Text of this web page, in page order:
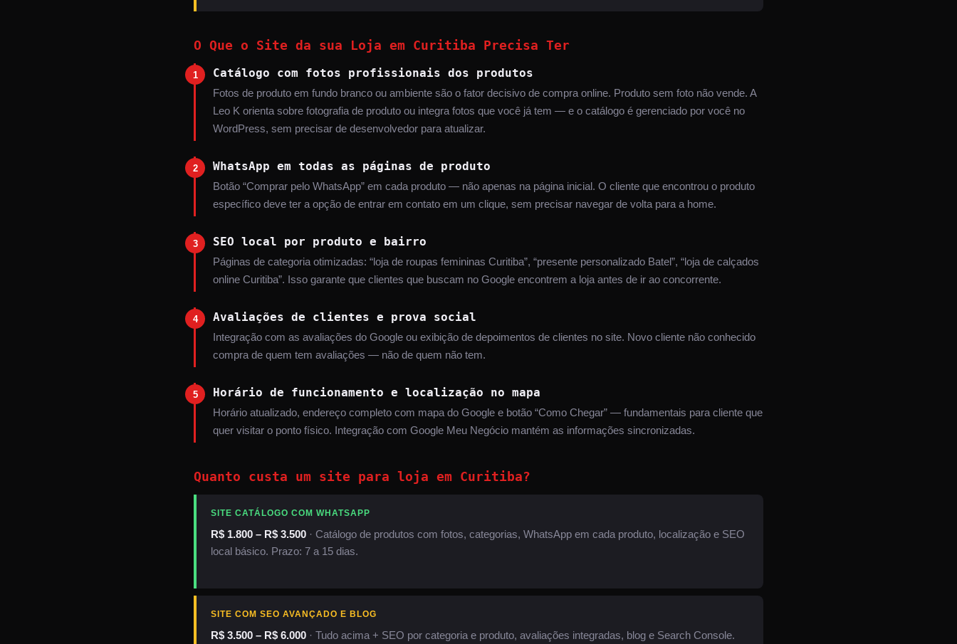
O Que o Site da sua Loja em Curitiba Precisa Ter
1 Catálogo com fotos profissionais dos produtos
Fotos de produto em fundo branco ou ambiente são o fator decisivo de compra online. Produto sem foto não vende. A
Leo K orienta sobre fotografia de produto ou integra fotos que você já tem — e o catálogo é gerenciado por você no
WordPress, sem precisar de desenvolvedor para atualizar.
2 WhatsApp em todas as páginas de produto
Botão “Comprar pelo WhatsApp” em cada produto — não apenas na página inicial. O cliente que encontrou o produto
específico deve ter a opção de entrar em contato em um clique, sem precisar navegar de volta para a home.
3 SEO local por produto e bairro
Páginas de categoria otimizadas: “loja de roupas femininas Curitiba”, “presente personalizado Batel”, “loja de calçados
online Curitiba”. Isso garante que clientes que buscam no Google encontrem a loja antes de ir ao concorrente.
4 Avaliações de clientes e prova social
Integração com as avaliações do Google ou exibição de depoimentos de clientes no site. Novo cliente não conhecido
compra de quem tem avaliações — não de quem não tem.
5 Horário de funcionamento e localização no mapa
Horário atualizado, endereço completo com mapa do Google e botão “Como Chegar” — fundamentais para cliente que
quer visitar o ponto físico. Integração com Google Meu Negócio mantém as informações sincronizadas.
Quanto custa um site para loja em Curitiba?
SITE CATÁLOGO COM WHATSAPP
R$ 1.800 – R$ 3.500 · Catálogo de produtos com fotos, categorias, WhatsApp em cada produto, localização e SEO
local básico. Prazo: 7 a 15 dias.
SITE COM SEO AVANÇADO E BLOG
R$ 3.500 – R$ 6.000 · Tudo acima + SEO por categoria e produto, avaliações integradas, blog e Search Console.